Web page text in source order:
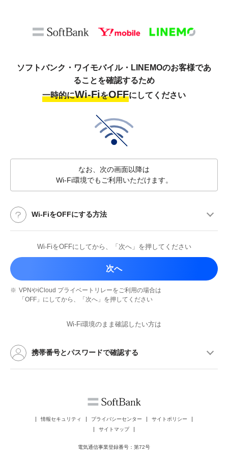
ソフトバンク・ワイモバイル・LINEMOのお客様であ
ることを確認するため
一時的にWi-FiをOFFにしてください
なお、次の画面以降は
Wi-Fi環境でもご利用いただけます。
Wi-FiをOFFにする方法
Wi-FiをOFFにしてから、 「次へ」を押してください
次へ
※ VPNやiCloud プライベートリレーを ご利用の場合は
「OFF」にしてから、
「次へ」を押してください
Wi-Fi環境のまま確認したい方は
携帯番号とパスワードで確認する
情報セキュリティ プライバシーセンター
サイトポリシー
サイトマップ
電気通信事業登録番号：第72号